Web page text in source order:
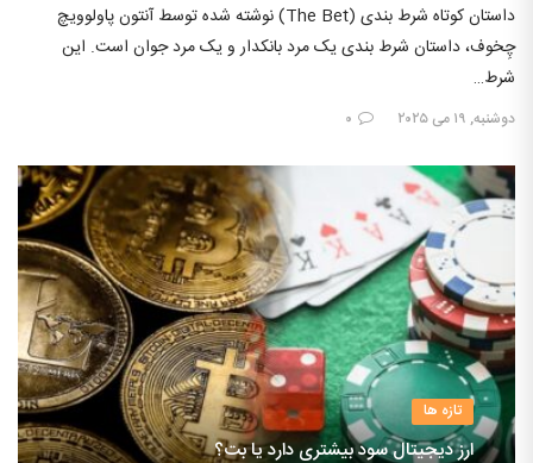
داستان کوتاه شرط بندی (The Bet) نوشته شده توسط آنتون پاولوویچ
چِخوف، داستان شرط بندی یک مرد بانکدار و یک مرد جوان است. این
شرط…
دوشنبه, ۱۹ می ۲۰۲۵ ۰
تازه ها
ارز دیجیتال سود بیشتری دارد یا بت؟